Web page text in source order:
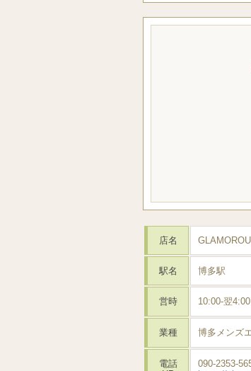
店名
駅名 博多駅
営時 10:00-翌4:00
業種 博多メンズ
電話
090-2353-